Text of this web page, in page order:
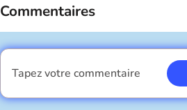
Commentaires
Tapez votre commentaire
Je suis un garçon